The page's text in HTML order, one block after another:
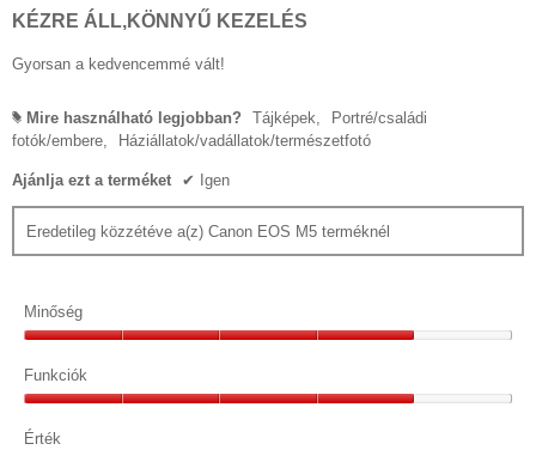
csillag.
KÉZRE ÁLL,KÖNNYŰ KEZELÉS
Gyorsan a kedvencemmé vált!
# Mire használható legjobban? Tájképek,
Portré/családi
fotók/embere,
Háziállatok/vadállatok/természetfotó
Ajánlja ezt a terméket ✔ Igen
Eredetileg közzétéve a(z) Canon EOS M5 terméknél
Minőség
4/5
Funkciók
4/5
Érték